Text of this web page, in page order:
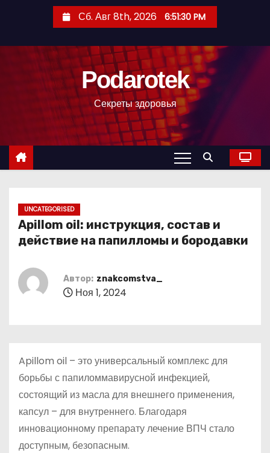
с
Сб. Авг 8th, 2026 6:51:31 PM
Podarotek
Секреты здоровья
UNCATEGORISED
Apillom oil: инструкция, состав и
действие на папилломы и бородавки
Автор: znakcomstva_
Ноя 1, 2024
Apillom oil – это универсальный комплекс для
борьбы с папиломмавирусной инфекцией,
состоящий из масла для внешнего применения,
капсул – для внутреннего. Благодаря
инновационному препарату лечение ВПЧ стало
доступным, безопасным.